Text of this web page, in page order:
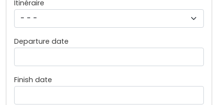
Itinéraire
Departure date
Finish date